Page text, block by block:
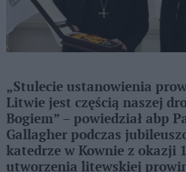
„Stulecie ustanowienia
Litwie jest częścią naszej
Bogiem” – powiedział abp
Gallagher podczas
katedrze w Kownie z okazji
utworzenia litewskiej